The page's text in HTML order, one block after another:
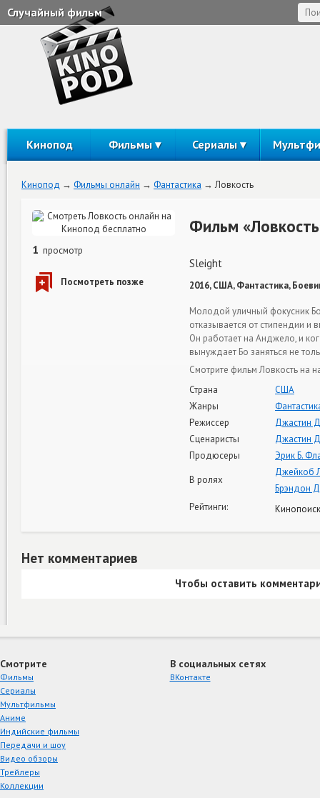
Случайный фильм
Кинопод Фильмы Сериалы
Кинопод Фильмы онлайн Фантастика Ловкость
1 просмотр
Фильм
Sleight
2016, США, Фантастика,
Молодой уличный фокусник
отказывается от стипендии и
Он работает на Анджело, и
вынуждает Бо заняться не
Смотрите фильм Ловкость на
Страна
США
Жанры
Режиссер
Джастин
Сценаристы
Джастин
Продюсеры
Эрик Б.
В ролях
Джейкоб
Брэндон
Рейтинги:
Нет комментариев
Чтобы оставить
Смотрите
Фильмы
Сериалы
Мультфильмы
Аниме
Индийские фильмы
Передачи и шоу
Видео обзоры
Трейлеры
Коллекции
В социальных сетях
ВКонтакте